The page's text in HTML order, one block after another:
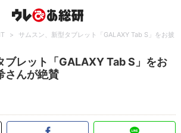
>
サムスン、新型タブレット「GALAXY Tab S」をお披
ブレット「GALAXY Tab S」をお
さんが絶賛